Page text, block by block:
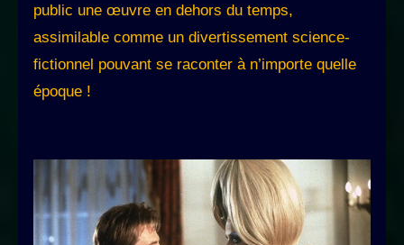
public une œuvre en dehors du temps,
assimilable comme un divertissement science-
fictionnel pouvant se raconter à n’importe quelle
époque !